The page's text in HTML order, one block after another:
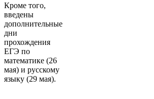
Кроме того,
введены
дополнительные
дни
прохождения
ЕГЭ по
математике (26
мая) и русскому
языку (29 мая).